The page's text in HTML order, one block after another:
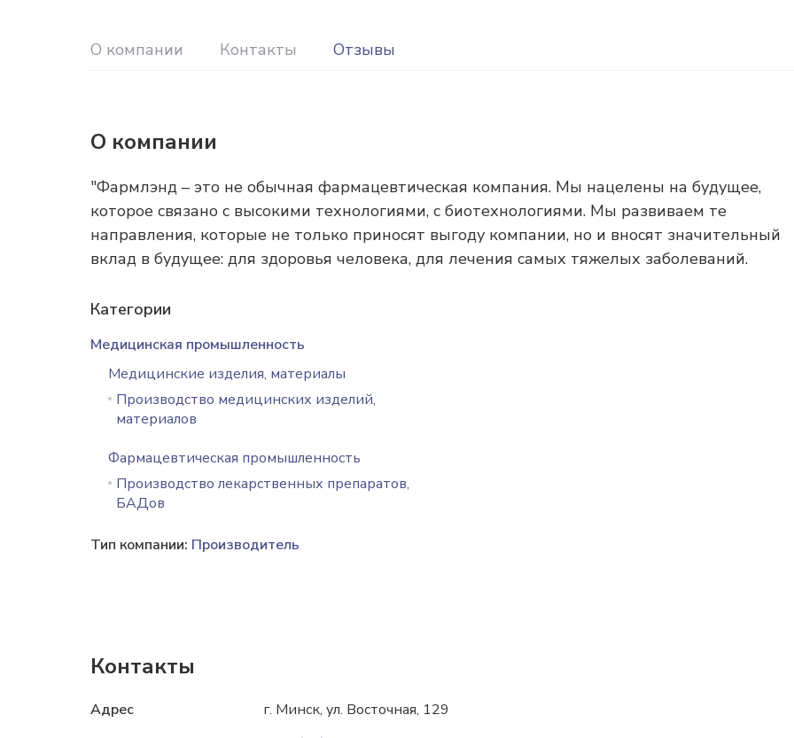
О компании Контакты Отзывы
О компании
"Фармлэнд – это не обычная фармацевтическая компания. Мы нацелены на будущее,
которое связано с высокими технологиями, с биотехнологиями. Мы развиваем те
направления, которые не только приносят выгоду компании, но и вносят значительный
вклад в будущее: для здоровья человека, для лечения самых тяжелых заболеваний.
Категории
Медицинская промышленность
Медицинские изделия, материалы
Производство медицинских изделий,
материалов
Фармацевтическая промышленность
Производство лекарственных препаратов,
БАДов
Тип компании: Производитель
Контакты
Адрес
г. Минск, ул. Восточная, 129